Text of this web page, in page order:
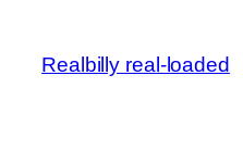
springen
Realbilly real-loaded